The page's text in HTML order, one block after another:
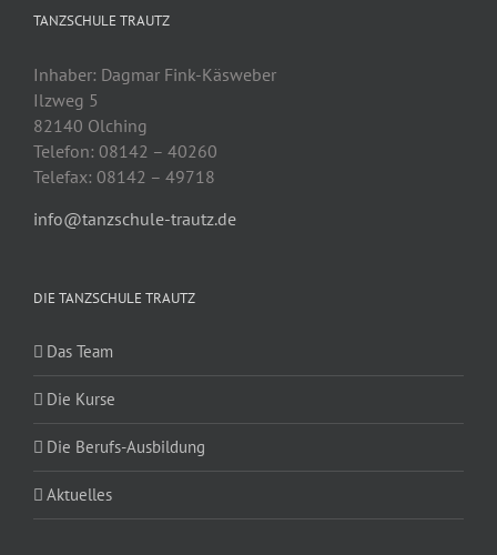
TANZSCHULE TRAUTZ
Inhaber: Dagmar Fink-Käsweber
Ilzweg 5
82140 Olching
Telefon: 08142 – 40260
Telefax: 08142 – 49718
info@tanzschule-trautz.de
DIE TANZSCHULE TRAUTZ
Das Team
Die Kurse
Die Berufs-Ausbildung
Aktuelles